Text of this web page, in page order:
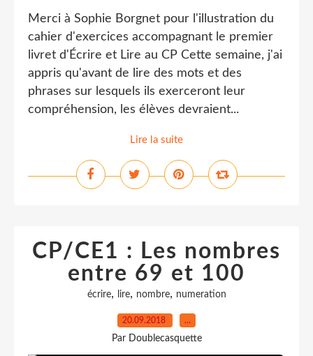
Merci à Sophie Borgnet pour l'illustration du
cahier d'exercices accompagnant le premier
livret d'Écrire et Lire au CP Cette semaine, j'ai
appris qu'avant de lire des mots et des
phrases sur lesquels ils exerceront leur
compréhension, les élèves devraient...
Lire la suite
CP/CE1 : Les nombres
entre 69 et 100
écrire, lire, nombre, numeration
20.09.2018 …
Par Doublecasquette